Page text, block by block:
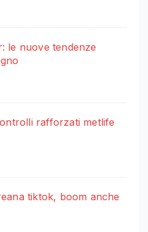
le nuove tendenze
rafforzati metlife
tiktok, boom anche